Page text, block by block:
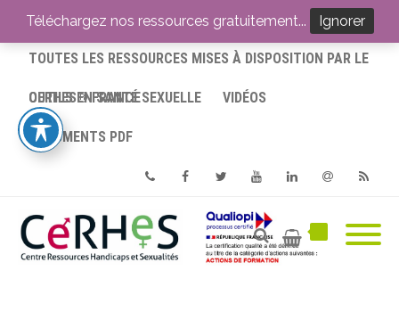
ACCUEIL
TOUTES LES RESSOURCES MISES À DISPOSITION PAR LE
CERHES® FRANCE
OUTILS EN SANTÉ SEXUELLE VIDÉOS
DOCUMENTS PDF
PhoneFacebookTwitterYoutube
Téléchargez nos ressources gratuitement... Ignorer